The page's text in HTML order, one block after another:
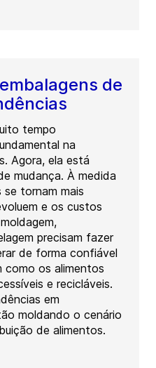
de
tempo
na
Agora, ela está
mudança. À medida
se tornam mais
e os custos
precisam fazer
de forma confiável
como os alimentos
e recicláveis.
em
moldando o cenário
de alimentos.